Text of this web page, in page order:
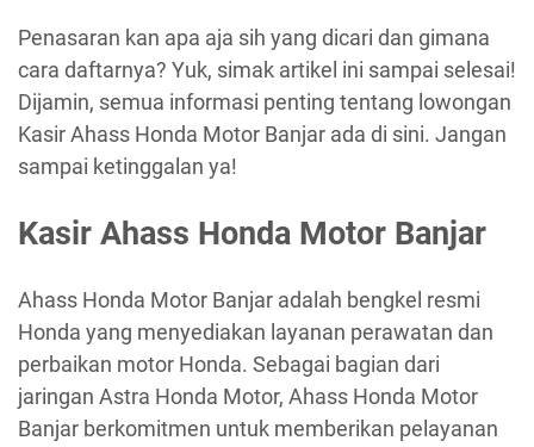
Penasaran kan apa aja sih yang dicari dan gimana
cara daftarnya? Yuk, simak artikel ini sampai selesai!
Dijamin, semua informasi penting tentang lowongan
Kasir Ahass Honda Motor Banjar ada di sini. Jangan
sampai ketinggalan ya!
Kasir Ahass Honda Motor Banjar
Ahass Honda Motor Banjar adalah bengkel resmi
Honda yang menyediakan layanan perawatan dan
perbaikan motor Honda. Sebagai bagian dari
jaringan Astra Honda Motor, Ahass Honda Motor
Banjar berkomitmen untuk memberikan pelayanan